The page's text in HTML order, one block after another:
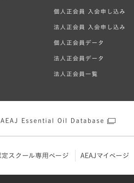
個人正会員 入会申し込み
法人正会員 入会申し込み
個人正会員データ
法人正会員データ
法人正会員一覧
AEAJ Essential Oil Database
定スクール専用ページ AEAJマイページ